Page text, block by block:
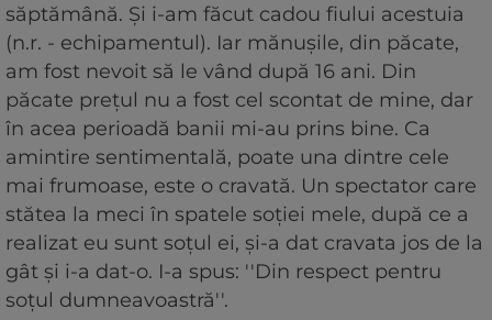
săptămână. Şi i-am făcut cadou fiului acestuia
(n.r. - echipamentul). Iar mănuşile, din păcate,
am fost nevoit să le vând după 16 ani. Din
păcate preţul nu a fost cel scontat de mine, dar
în acea perioadă banii mi-au prins bine. Ca
amintire sentimentală, poate una dintre cele
mai frumoase, este o cravată. Un spectator care
stătea la meci în spatele soţiei mele, după ce a
realizat eu sunt soţul ei, şi-a dat cravata jos de la
gât şi i-a dat-o. I-a spus: ''Din respect pentru
soţul dumneavoastră''.